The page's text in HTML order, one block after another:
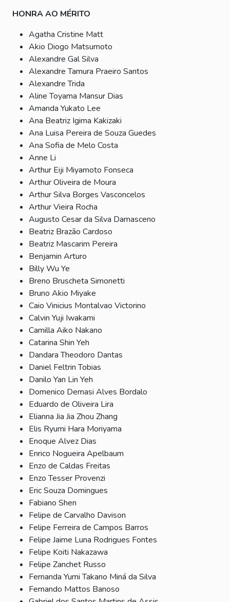
HONRA AO MÉRITO
Agatha Cristine Matt
Akio Diogo Matsumoto
Alexandre Gal Silva
Alexandre Tamura Praeiro Santos
Alexandre Trida
Aline Toyama Mansur Dias
Amanda Yukato Lee
Ana Beatriz Igima Kakizaki
Ana Luisa Pereira de Souza Guedes
Ana Sofia de Melo Costa
Anne Li
Arthur Eiji Miyamoto Fonseca
Arthur Oliveira de Moura
Arthur Silva Borges Vasconcelos
Arthur Vieira Rocha
Augusto Cesar da Silva Damasceno
Beatriz Brazão Cardoso
Beatriz Mascarim Pereira
Benjamin Arturo
Billy Wu Ye
Breno Bruscheta Simonetti
Bruno Akio Miyake
Caio Vinicius Montalvao Victorino
Calvin Yuji Iwakami
Camilla Aiko Nakano
Catarina Shin Yeh
Dandara Theodoro Dantas
Daniel Feltrin Tobias
Danilo Yan Lin Yeh
Domenico Demasi Alves Bordalo
Eduardo de Oliveira Lira
Elianna Jia Jia Zhou Zhang
Elis Ryumi Hara Moriyama
Enoque Alvez Dias
Enrico Nogueira Apelbaum
Enzo de Caldas Freitas
Enzo Tesser Provenzi
Eric Souza Domingues
Fabiano Shen
Felipe de Carvalho Davison
Felipe Ferreira de Campos Barros
Felipe Jaime Luna Rodrigues Fontes
Felipe Koiti Nakazawa
Felipe Zanchet Russo
Fernanda Yumi Takano Miná da Silva
Fernando Mattos Banoso